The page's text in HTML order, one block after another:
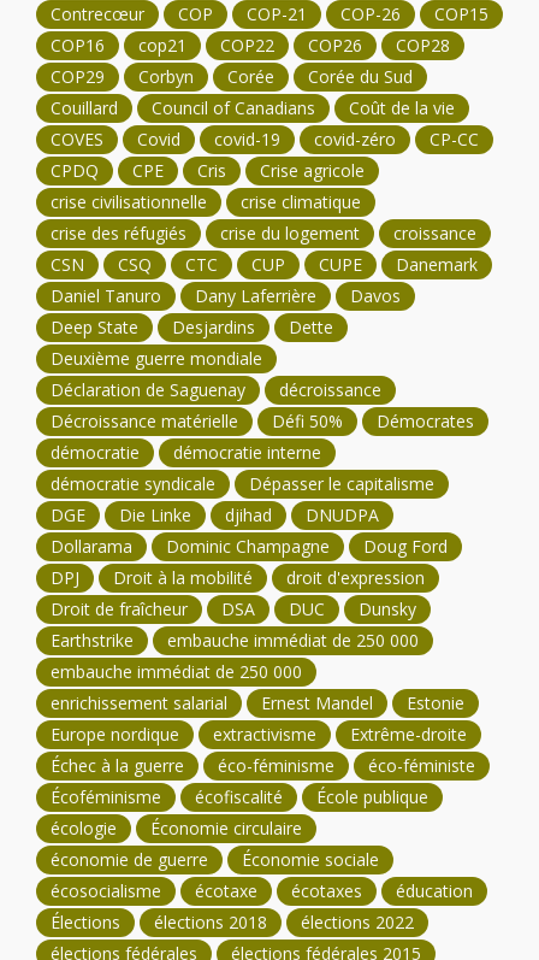
Contrecœur
COP COP-21 COP-26
COP15
COP16
cop21 COP22 COP26
COP28
COP29
Corbyn Corée
Corée du Sud
Couillard
Council of Canadians
Coût de la vie
COVES
Covid covid-19 covid-zéro
CP-CC
CPDQ
CPE Cris
Crise agricole
crise civilisationnelle
crise climatique
crise des réfugiés
crise du logement
croissance
CSN
CSQ CTC CUP CUPE
Danemark
Daniel Tanuro
Dany Laferrière
Davos
Deep State
Desjardins
Dette
Deuxième guerre mondiale
Déclaration de Saguenay
décroissance
Décroissance matérielle
Défi 50%
Démocrates
démocratie
démocratie interne
démocratie syndicale
Dépasser le capitalisme
DGE
Die Linke djihad
DNUDPA
Dollarama
Dominic Champagne
Doug Ford
DPJ
Droit à la mobilité
droit d'expression
Droit de fraîcheur
DSA DUC
Dunsky
Earthstrike
embauche immédiat de 250 000
embauche immédiat de 250 000
enrichissement salarial
Ernest Mandel
Estonie
Europe nordique
extractivisme
Extrême-droite
Échec à la guerre
éco-féminisme
éco-féministe
Écoféminisme
écofiscalité
École publique
écologie
Économie circulaire
économie de guerre
Économie sociale
écosocialisme
écotaxe écotaxes
éducation
Élections
élections 2018
élections 2022
élections fédérales
élections fédérales 2015